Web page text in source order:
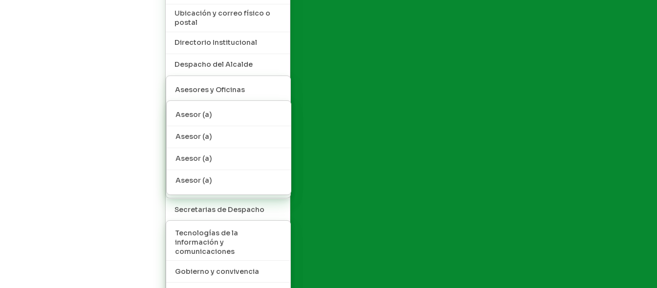
Ubicación y correo físico o
postal
Directorio Institucional
Despacho del Alcalde
Asesores y Oficinas
Asesor (a)
Asesor (a)
Asesor (a)
Asesor (a)
Secretarias de Despacho
Tecnologías de la
información y
comunicaciones
Gobierno y convivencia